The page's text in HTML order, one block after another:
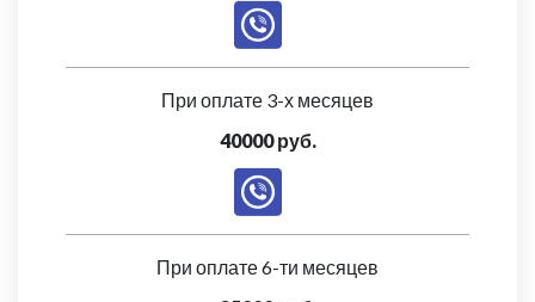
При оплате 3-х месяцев
40000 руб.
При оплате 6-ти месяцев